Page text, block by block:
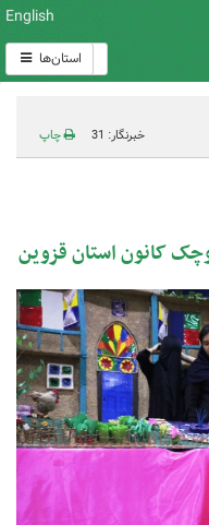
English
استان‌ها
خبرنگار: 31 چاپ
کانون استان قزوین